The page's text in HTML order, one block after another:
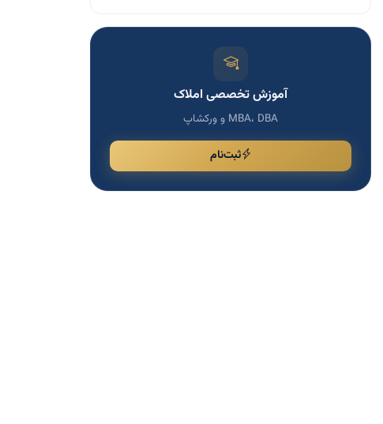
آموزش تخصصی املاک
MBA، DBA و ورکشاپ
ثبت‌نام